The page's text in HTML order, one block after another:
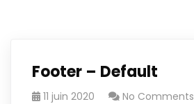
Footer – Default
11 juin 2020 No Comments